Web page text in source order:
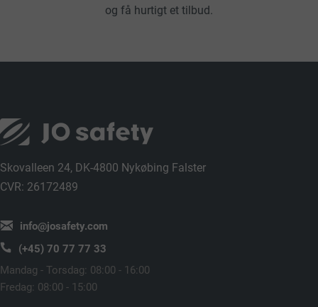
og få hurtigt et tilbud.
Skovalleen 24, DK-4800 Nykøbing Falster
CVR: 26172489
info@josafety.com
(+45) 70 77 77 33
Mandag - Torsdag: 08:00 - 16:00
Fredag: 08:00 - 15:00